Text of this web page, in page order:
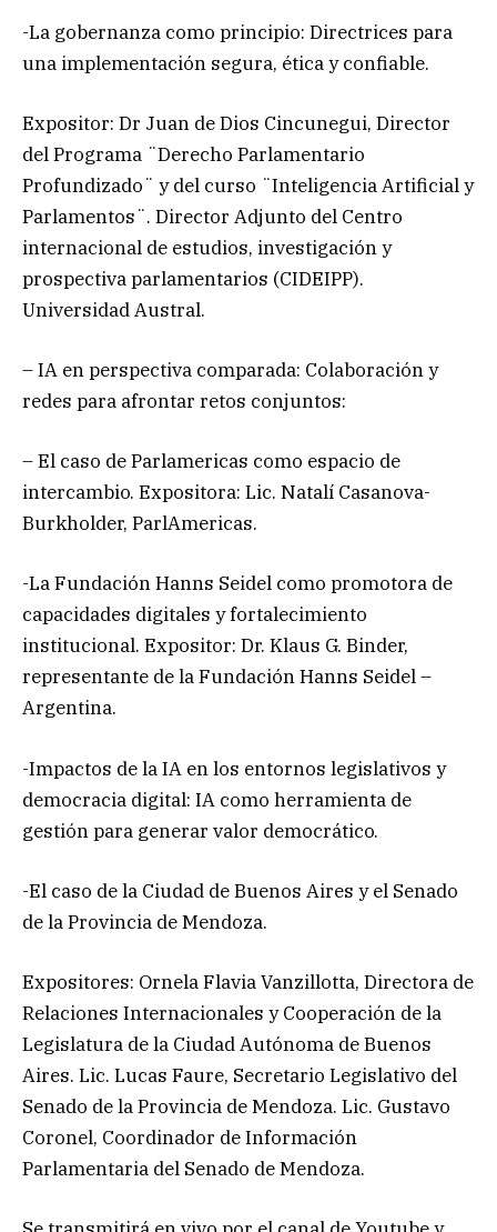
-La gobernanza como principio: Directrices para
una implementación segura, ética y confiable.
Expositor: Dr Juan de Dios Cincunegui, Director
del Programa ¨Derecho Parlamentario
Profundizado¨ y del curso ¨Inteligencia Artificial y
Parlamentos¨. Director Adjunto del Centro
internacional de estudios, investigación y
prospectiva parlamentarios (CIDEIPP).
Universidad Austral.
– IA en perspectiva comparada: Colaboración y
redes para afrontar retos conjuntos:
– El caso de Parlamericas como espacio de
intercambio. Expositora: Lic. Natalí Casanova-
Burkholder, ParlAmericas.
-La Fundación Hanns Seidel como promotora de
capacidades digitales y fortalecimiento
institucional. Expositor: Dr. Klaus G. Binder,
representante de la Fundación Hanns Seidel –
Argentina.
-Impactos de la IA en los entornos legislativos y
democracia digital: IA como herramienta de
gestión para generar valor democrático.
-El caso de la Ciudad de Buenos Aires y el Senado
de la Provincia de Mendoza.
Expositores: Ornela Flavia Vanzillotta, Directora de
Relaciones Internacionales y Cooperación de la
Legislatura de la Ciudad Autónoma de Buenos
Aires. Lic. Lucas Faure, Secretario Legislativo del
Senado de la Provincia de Mendoza. Lic. Gustavo
Coronel, Coordinador de Información
Parlamentaria del Senado de Mendoza.